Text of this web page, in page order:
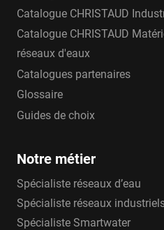
Catalogue CHRISTAUD
Catalogue CHRISTAUD
réseaux d'eaux
Catalogues partenaires
Glossaire
Guides de choix
Notre métier
Spécialiste réseaux d’eau
Spécialiste réseaux
Spécialiste Smartwater